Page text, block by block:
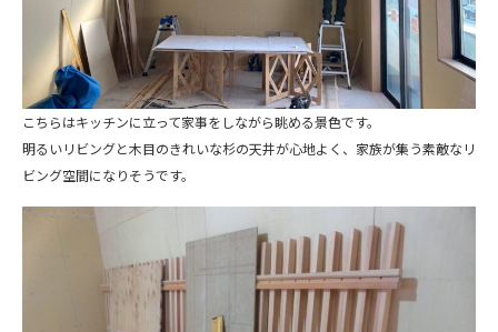
こちらはキッチンに立って家事をしながら眺める景色です。
明るいリビングと木目のきれいな杉の天井が心地よく、家族が集う素敵なリ
ビング空間になりそうです。